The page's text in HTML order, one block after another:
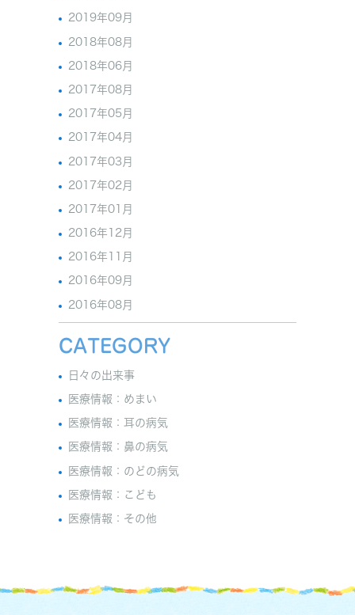
2019年09月
2018年08月
2018年06月
2017年08月
2017年05月
2017年04月
2017年03月
2017年02月
2017年01月
2016年12月
2016年11月
2016年09月
2016年08月
CATEGORY
日々の出来事
医療情報：めまい
医療情報：耳の病気
医療情報：鼻の病気
医療情報：のどの病気
医療情報：こども
医療情報：その他